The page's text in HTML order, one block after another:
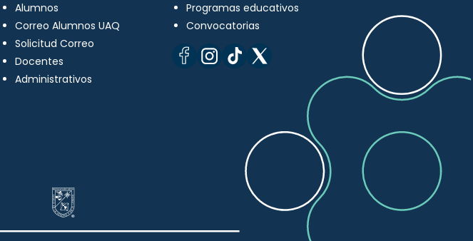
Alumnos
Correo Alumnos UAQ
Solicitud Correo
Docentes
Administrativos
Programas educativos
Convocatorias